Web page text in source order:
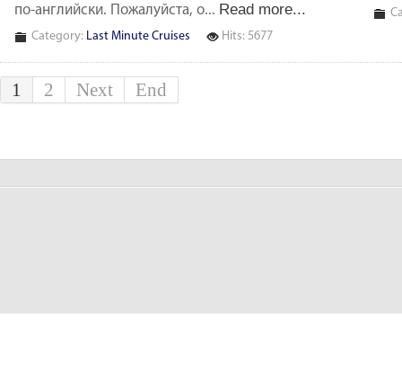
по-английски. Пожалуйста, о... Read more...
Category: Last Minute Cruises Hits: 5677
1 2 Next End